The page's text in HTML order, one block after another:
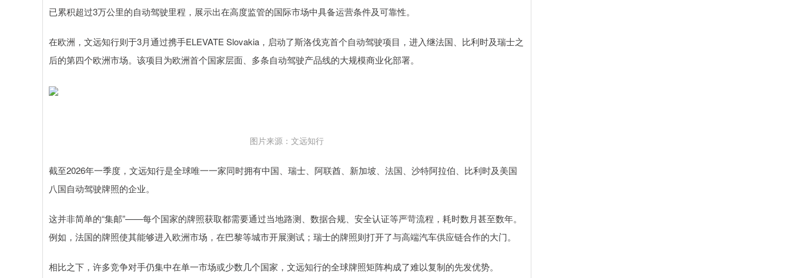
已累积超过3万公里的自动驾驶里程，展示出在高度监管的国际市场中具备运营条件及可靠性。
在欧洲，文远知行则于3月通过携手ELEVATE Slovakia，启动了斯洛伐克首个自动驾驶项目，进入继法国、比利时及瑞士之
后的第四个欧洲市场。该项目为欧洲首个国家层面、多条自动驾驶产品线的大规模商业化部署。
图片来源：文远知行
截至2026年一季度，文远知行是全球唯一一家同时拥有中国、瑞士、阿联酋、新加坡、法国、沙特阿拉伯、比利时及美国
八国自动驾驶牌照的企业。
这并非简单的“集邮”——每个国家的牌照获取都需要通过当地路测、数据合规、安全认证等严苛流程，耗时数月甚至数年。
例如，法国的牌照使其能够进入欧洲市场，在巴黎等城市开展测试；瑞士的牌照则打开了与高端汽车供应链合作的大门。
相比之下，许多竞争对手仍集中在单一市场或少数几个国家，文远知行的全球牌照矩阵构成了难以复制的先发优势。